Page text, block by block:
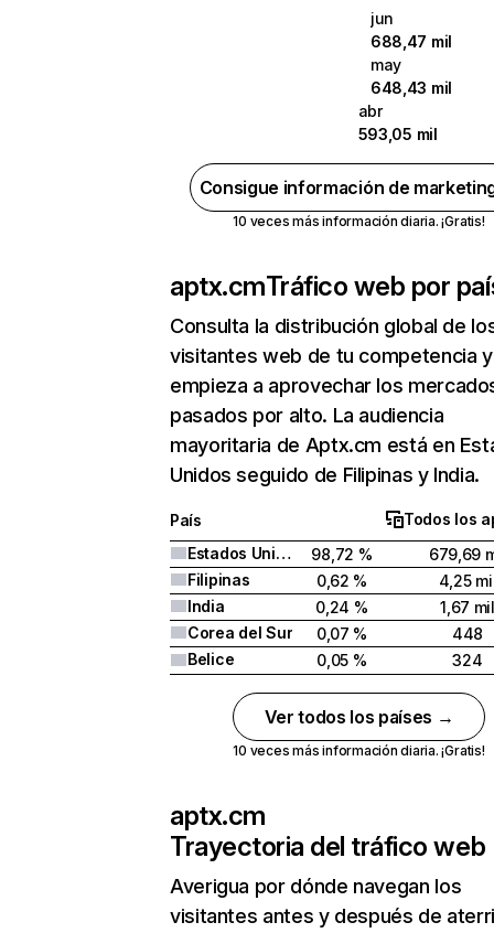
jun
688,47 mil
may
648,43 mil
abr
593,05 mil
Consigue información de
10 veces más información diaria. ¡Gratis!
aptx.cmTráfico web por
Consulta la distribución global de
visitantes web de tu competencia y
empieza a aprovechar los
pasados por alto. La audiencia
mayoritaria de Aptx.cm está en
Unidos seguido de Filipinas y India.
País
Todos los
Estados Unidos
98,72 %
679,69
Filipinas
0,62 %
4,25
India
0,24 %
1,67 mil
Corea del Sur
0,07 %
448
Belice
0,05 % 324
Ver todos los países →
10 veces más información diaria. ¡Gratis!
aptx.cm
Trayectoria del tráfico web
Averigua por dónde navegan los
visitantes antes y después de